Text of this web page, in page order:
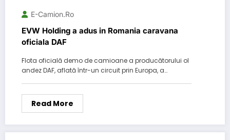
E-Camion.ro
EVW Holding a adus in Romania caravana
oficiala DAF
Flota oficială demo de camioane a producătorului ol
andez DAF, aflată într-un circuit prin Europa, a…
Read More